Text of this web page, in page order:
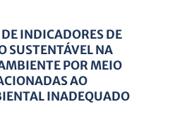
INDICADORES DE
SUSTENTÁVEL NA
POR MEIO
AO
INADEQUADO